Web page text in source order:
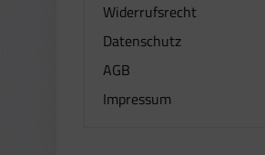
Widerrufsrecht
Datenschutz
AGB
Impressum